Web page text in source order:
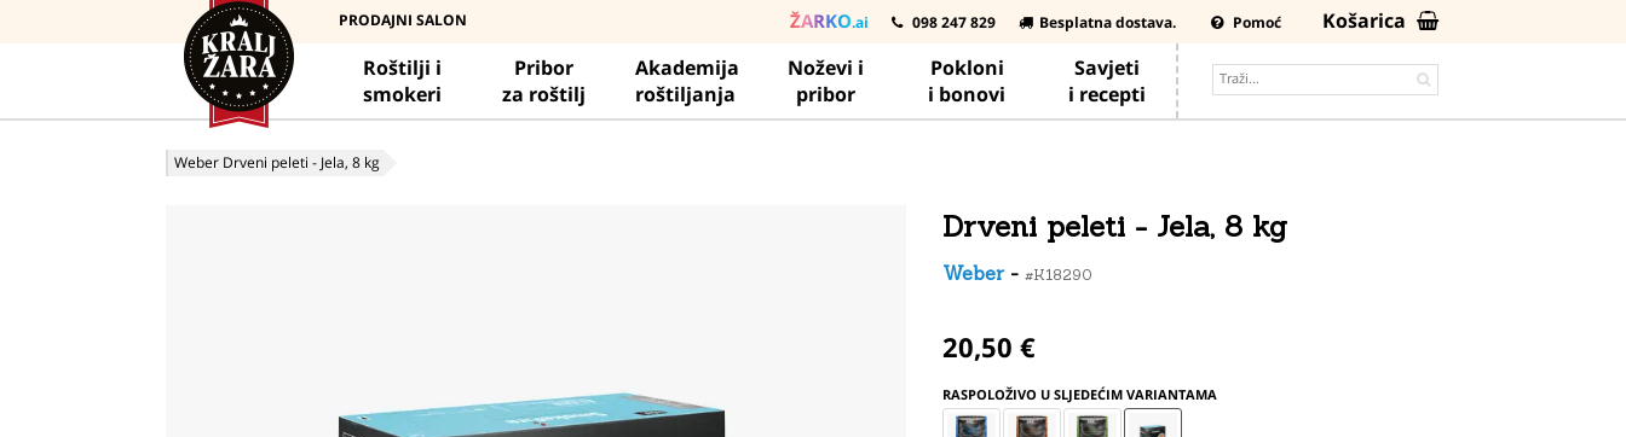
PRODAJNI SALON ŽARKO.ai 098 247 829 Besplatna dostava. Pomoć
Košarica
Roštilji i
smokeri
Pribor
za roštilj
Akademija
roštiljanja
Noževi i
pribor
Pokloni
i bonovi
Savjeti
i recepti
Weber Drveni peleti - Jela, 8 kg
Drveni peleti - Jela, 8 kg
Weber- #K18290
20,50 €
RASPOLOŽIVO U SLJEDEĆIM VARIANTAMA